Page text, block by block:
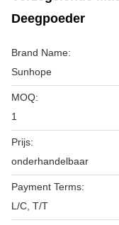
Deegpoeder
Brand Name:
Sunhope
MOQ:
1
Prijs:
onderhandelbaar
Payment Terms:
L/C, T/T